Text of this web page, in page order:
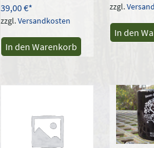
39,00€
zzgl.Versandkosten
In den Warenkorb
zzgl.
In den